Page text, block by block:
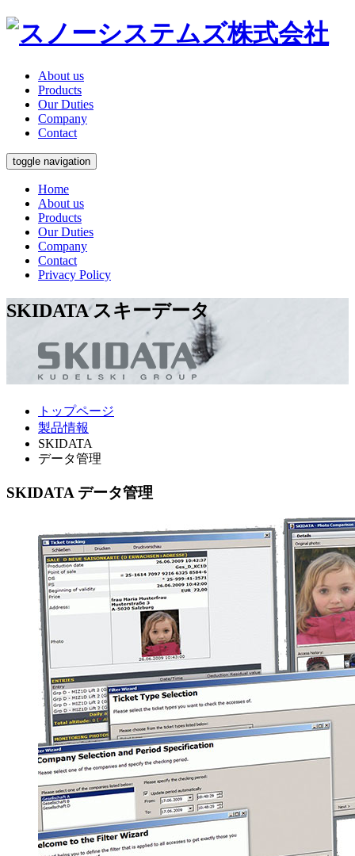
About us
Products
Our Duties
Company
Contact
toggle navigation
Home
About us
Products
Our Duties
Company
Contact
Privacy Policy
SKIDATAスキーデータ
トップページ
製品情報
SKIDATA
データ管理
SKIDATA データ管理